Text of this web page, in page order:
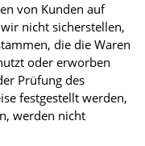
von Kunden auf
nicht sicherstellen,
die die Waren
oder erworben
Prüfung des
festgestellt werden,
werden nicht